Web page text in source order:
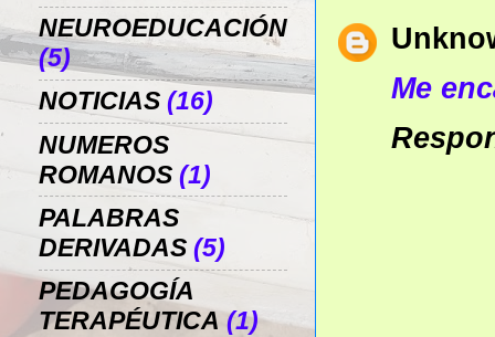
Me
NEUROEDUCACIÓN
(5)
NOTICIAS (16)
NUMEROS
ROMANOS (1)
PALABRAS
DERIVADAS (5)
PEDAGOGÍA
TERAPÉUTICA (1)